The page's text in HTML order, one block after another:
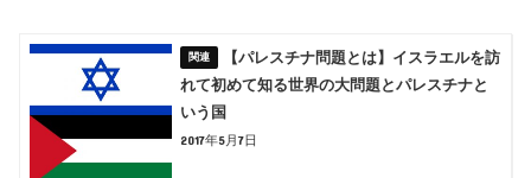
【パレスチナ問題とは】イスラエルを訪
れて初めて知る世界の大問題とパレスチナと
いう国
2017年5月7日